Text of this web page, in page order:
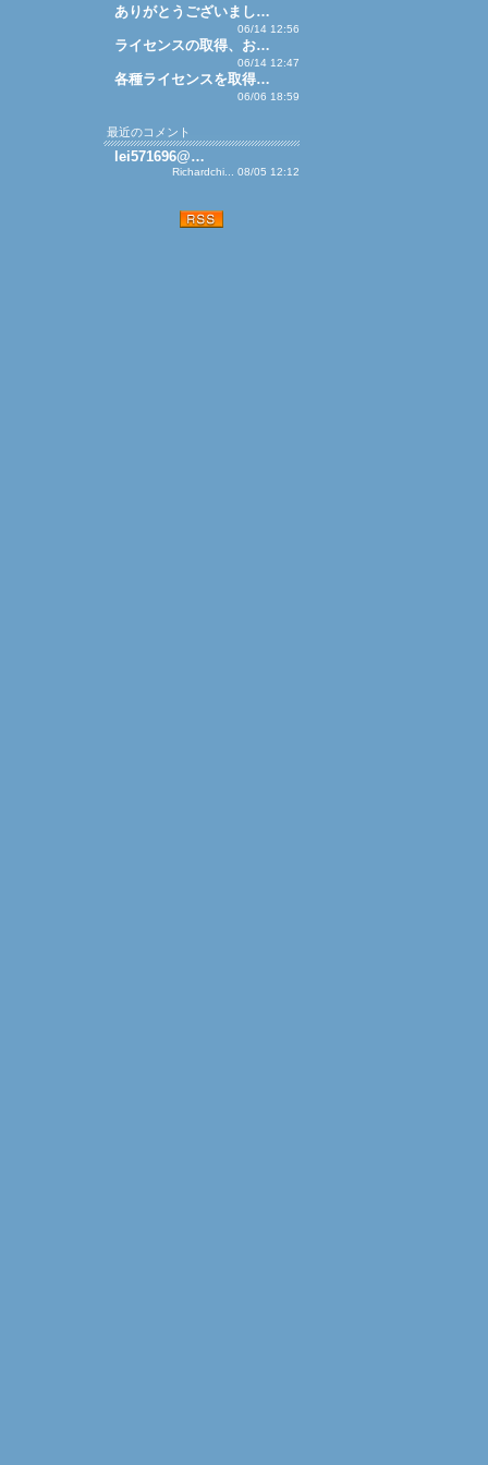
ありがとうございまし…
06/14 12:56
ライセンスの取得、お…
06/14 12:47
各種ライセンスを取得…
06/06 18:59
最近のコメント
lei571696@…
Richardchi... 08/05 12:12